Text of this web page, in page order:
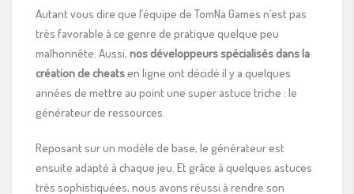
Autant vous dire que l’équipe de TomNa Games n’est pas
très favorable à ce genre de pratique quelque peu
malhonnête. Aussi, nos développeurs spécialisés dans la
création de cheatsen ligne ont décidé il y a quelques
années de mettre au point une super astuce triche : le
générateur de ressources.
Reposant sur un modèle de base, le générateur est
ensuite adapté à chaque jeu. Et grâce à quelques astuces
très sophistiquées, nous avons réussi à rendre son